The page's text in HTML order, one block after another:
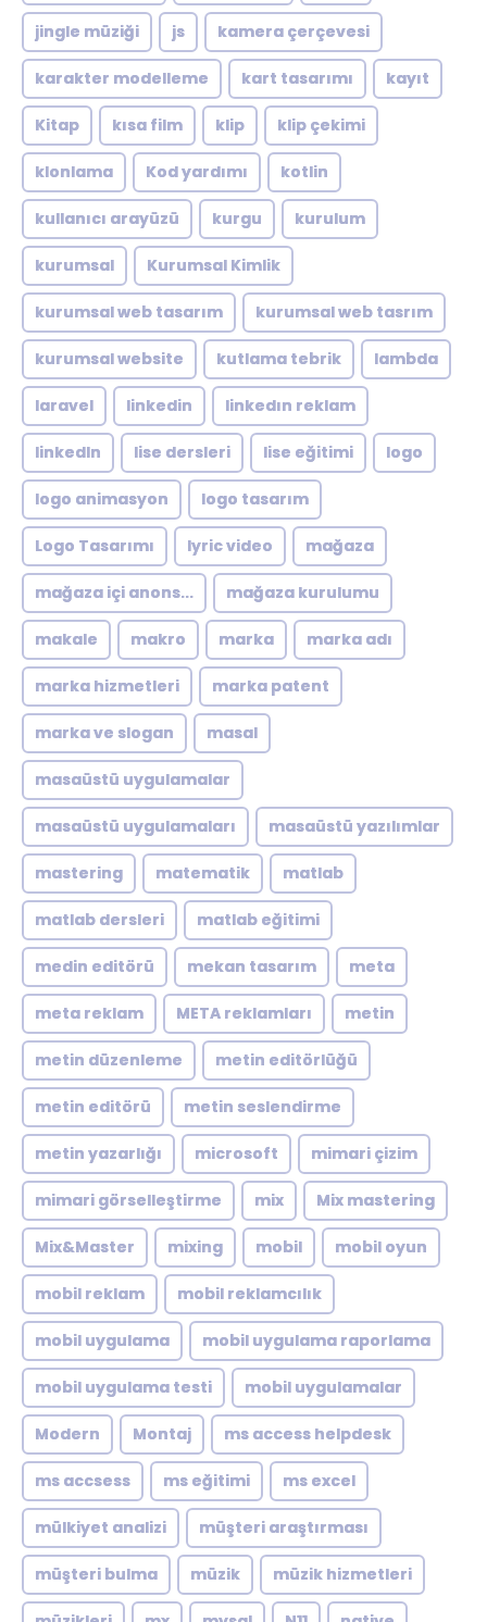
jingle müziği js kamera çerçevesi
karakter modelleme kart tasarımı kayıt
Kitap kısa film klip klip çekimi
klonlama Kod yardımı kotlin
kullanıcı arayüzü kurgu kurulum
kurumsal Kurumsal Kimlik
kurumsal web tasarım kurumsal web tasrım
kurumsal website kutlama tebrik lambda
laravel linkedin linkedın reklam
linkedln lise dersleri lise eğitimi logo
logo animasyon logo tasarım
Logo Tasarımı lyric video mağaza
mağaza içi anons... mağaza kurulumu
makale makro marka marka adı
marka hizmetleri marka patent
marka ve slogan masal
masaüstü uygulamalar
masaüstü uygulamaları masaüstü yazılımlar
mastering matematik matlab
matlab dersleri matlab eğitimi
medin editörü mekan tasarım meta
meta reklam META reklamları metin
metin düzenleme metin editörlüğü
metin editörü metin seslendirme
metin yazarlığı microsoft mimari çizim
mimari görselleştirme mix Mix mastering
Mix&Master mixing mobil mobil oyun
mobil reklam mobil reklamcılık
mobil uygulama mobil uygulama raporlama
mobil uygulama testi mobil uygulamalar
Modern Montaj ms access helpdesk
ms accsess ms eğitimi ms excel
mülkiyet analizi müşteri araştırması
müşteri bulma müzik müzik hizmetleri